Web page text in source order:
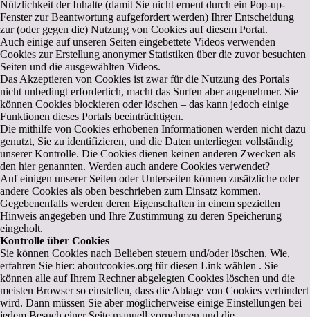
Nützlichkeit der Inhalte (damit Sie nicht erneut durch ein Pop-up-
Fenster zur Beantwortung aufgefordert werden) Ihrer Entscheidung
zur (oder gegen die) Nutzung von Cookies auf diesem Portal.
Auch einige auf unseren Seiten eingebettete Videos verwenden
Cookies zur Erstellung anonymer Statistiken über die zuvor besuchten
Seiten und die ausgewählten Videos.
Das Akzeptieren von Cookies ist zwar für die Nutzung des Portals
nicht unbedingt erforderlich, macht das Surfen aber angenehmer. Sie
können Cookies blockieren oder löschen – das kann jedoch einige
Funktionen dieses Portals beeinträchtigen.
Die mithilfe von Cookies erhobenen Informationen werden nicht dazu
genutzt, Sie zu identifizieren, und die Daten unterliegen vollständig
unserer Kontrolle. Die Cookies dienen keinen anderen Zwecken als
den hier genannten. Werden auch andere Cookies verwendet?
Auf einigen unserer Seiten oder Unterseiten können zusätzliche oder
andere Cookies als oben beschrieben zum Einsatz kommen.
Gegebenenfalls werden deren Eigenschaften in einem speziellen
Hinweis angegeben und Ihre Zustimmung zu deren Speicherung
eingeholt.
Kontrolle über Cookies
Sie können Cookies nach Belieben steuern und/oder löschen. Wie,
erfahren Sie hier: aboutcookies.org für diesen Link wählen . Sie
können alle auf Ihrem Rechner abgelegten Cookies löschen und die
meisten Browser so einstellen, dass die Ablage von Cookies verhindert
wird. Dann müssen Sie aber möglicherweise einige Einstellungen bei